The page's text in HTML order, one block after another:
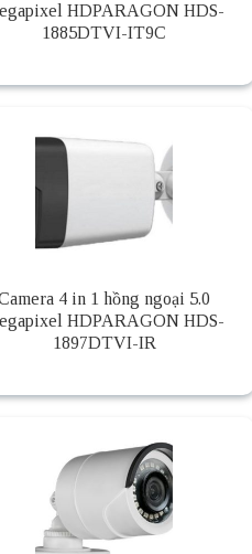
HDPARAGON HDS-
1885DTVI-IT9C
4 in 1 hồng ngoại 5.0
HDPARAGON HDS-
1897DTVI-IR